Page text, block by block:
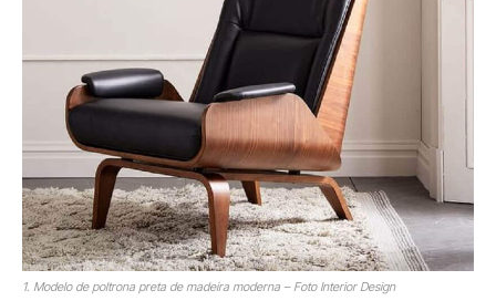
1. Modelo de poltrona preta de madeira moderna – Foto Interior Design